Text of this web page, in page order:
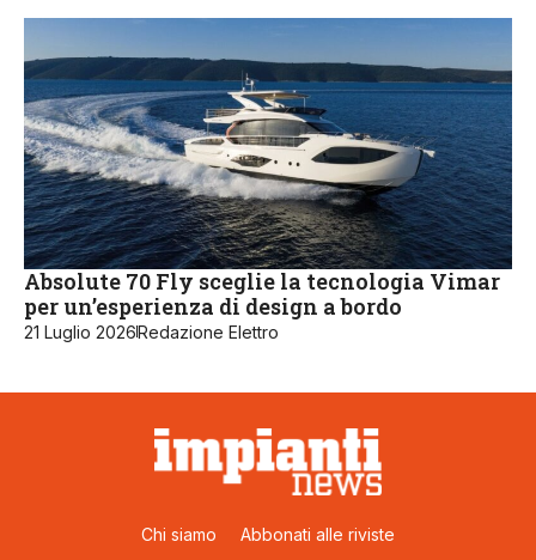
Absolute 70 Fly sceglie la tecnologia Vimar
per un’esperienza di design a bordo
21 Luglio 2026Redazione Elettro
Chi siamo Abbonati alle riviste